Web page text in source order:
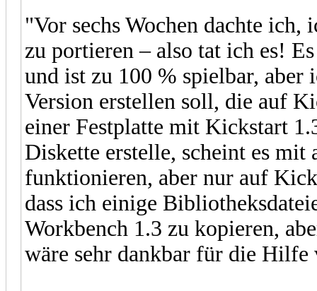
"Vor sechs Wochen dachte ich,
zu portieren – also tat ich es!
und ist zu 100 % spielbar,
Version erstellen soll, die auf
einer Festplatte mit Kickstart
Diskette erstelle, scheint es
funktionieren, aber nur auf
dass ich einige
Workbench 1.3 zu kopieren,
wäre sehr dankbar für die